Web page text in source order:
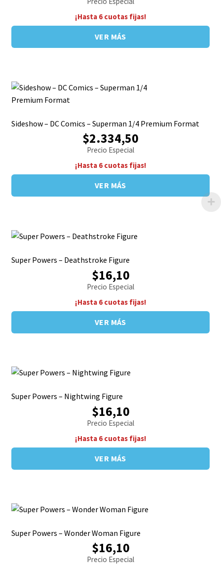
¡Hasta 6 cuotas fijas!
VER MÁS
Sideshow – DC Comics – Superman 1/4 Premium Format
$2.334,50
Precio Especial
¡Hasta 6 cuotas fijas!
VER MÁS
Super Powers – Deathstroke Figure
$16,10
Precio Especial
¡Hasta 6 cuotas fijas!
VER MÁS
Super Powers – Nightwing Figure
$16,10
Precio Especial
¡Hasta 6 cuotas fijas!
VER MÁS
Super Powers – Wonder Woman Figure
$16,10
Precio Especial